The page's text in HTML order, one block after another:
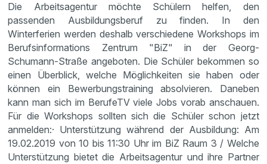
Die Arbeitsagentur möchte Schülern helfen, den
passenden Ausbildungsberuf zu finden. In den
Winterferien werden deshalb verschiedene Workshops im
Berufsinformations Zentrum "BiZ" in der Georg-
Schumann-Straße angeboten. Die Schüler bekommen so
einen Überblick, welche Möglichkeiten sie haben oder
können ein Bewerbungstraining absolvieren. Daneben
kann man sich im BerufeTV viele Jobs vorab anschauen.
Für die Workshops sollten sich die Schüler schon jetzt
anmelden:· Unterstützung während der Ausbildung: Am
19.02.2019 von 10 bis 11:30 Uhr im BiZ Raum 3 / Welche
Unterstützung bietet die Arbeitsagentur und ihre Partner